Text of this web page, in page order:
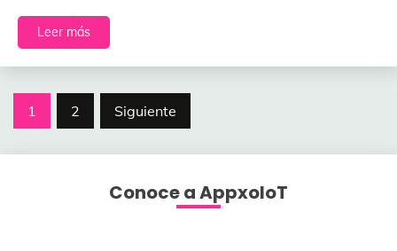
Leer más
Paginación
1 2 Siguiente
Conoce a AppxoloT